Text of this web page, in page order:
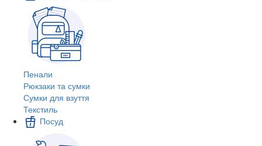
Пенали
Рюкзаки та сумки
Сумки для взуття
Текстиль
Посуд